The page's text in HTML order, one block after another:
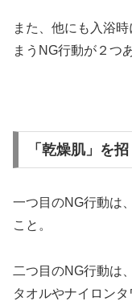
また、他にも入浴
まうNG行動が２つ
「乾燥肌」を
一つ目のNG行動は
こと。
二つ目のNG行動は
タオルやナイロンタ